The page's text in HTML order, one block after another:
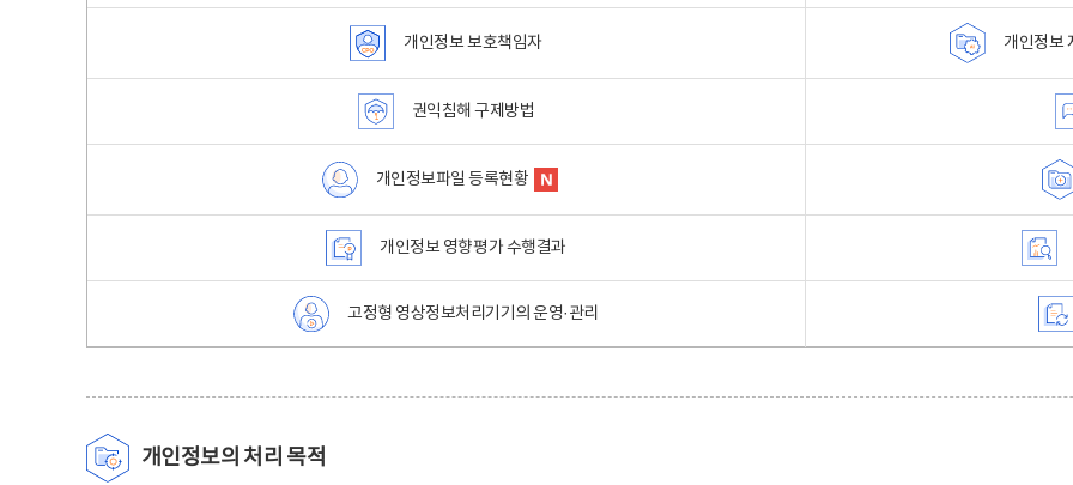
개인정보 보호책임자 개인정보
권익침해 구제방법
개인정보파일 등록현황
개인정보 영향평가 수행결과
고정형 영상정보처리기기의 운영·관리
개인정보의 처리 목적